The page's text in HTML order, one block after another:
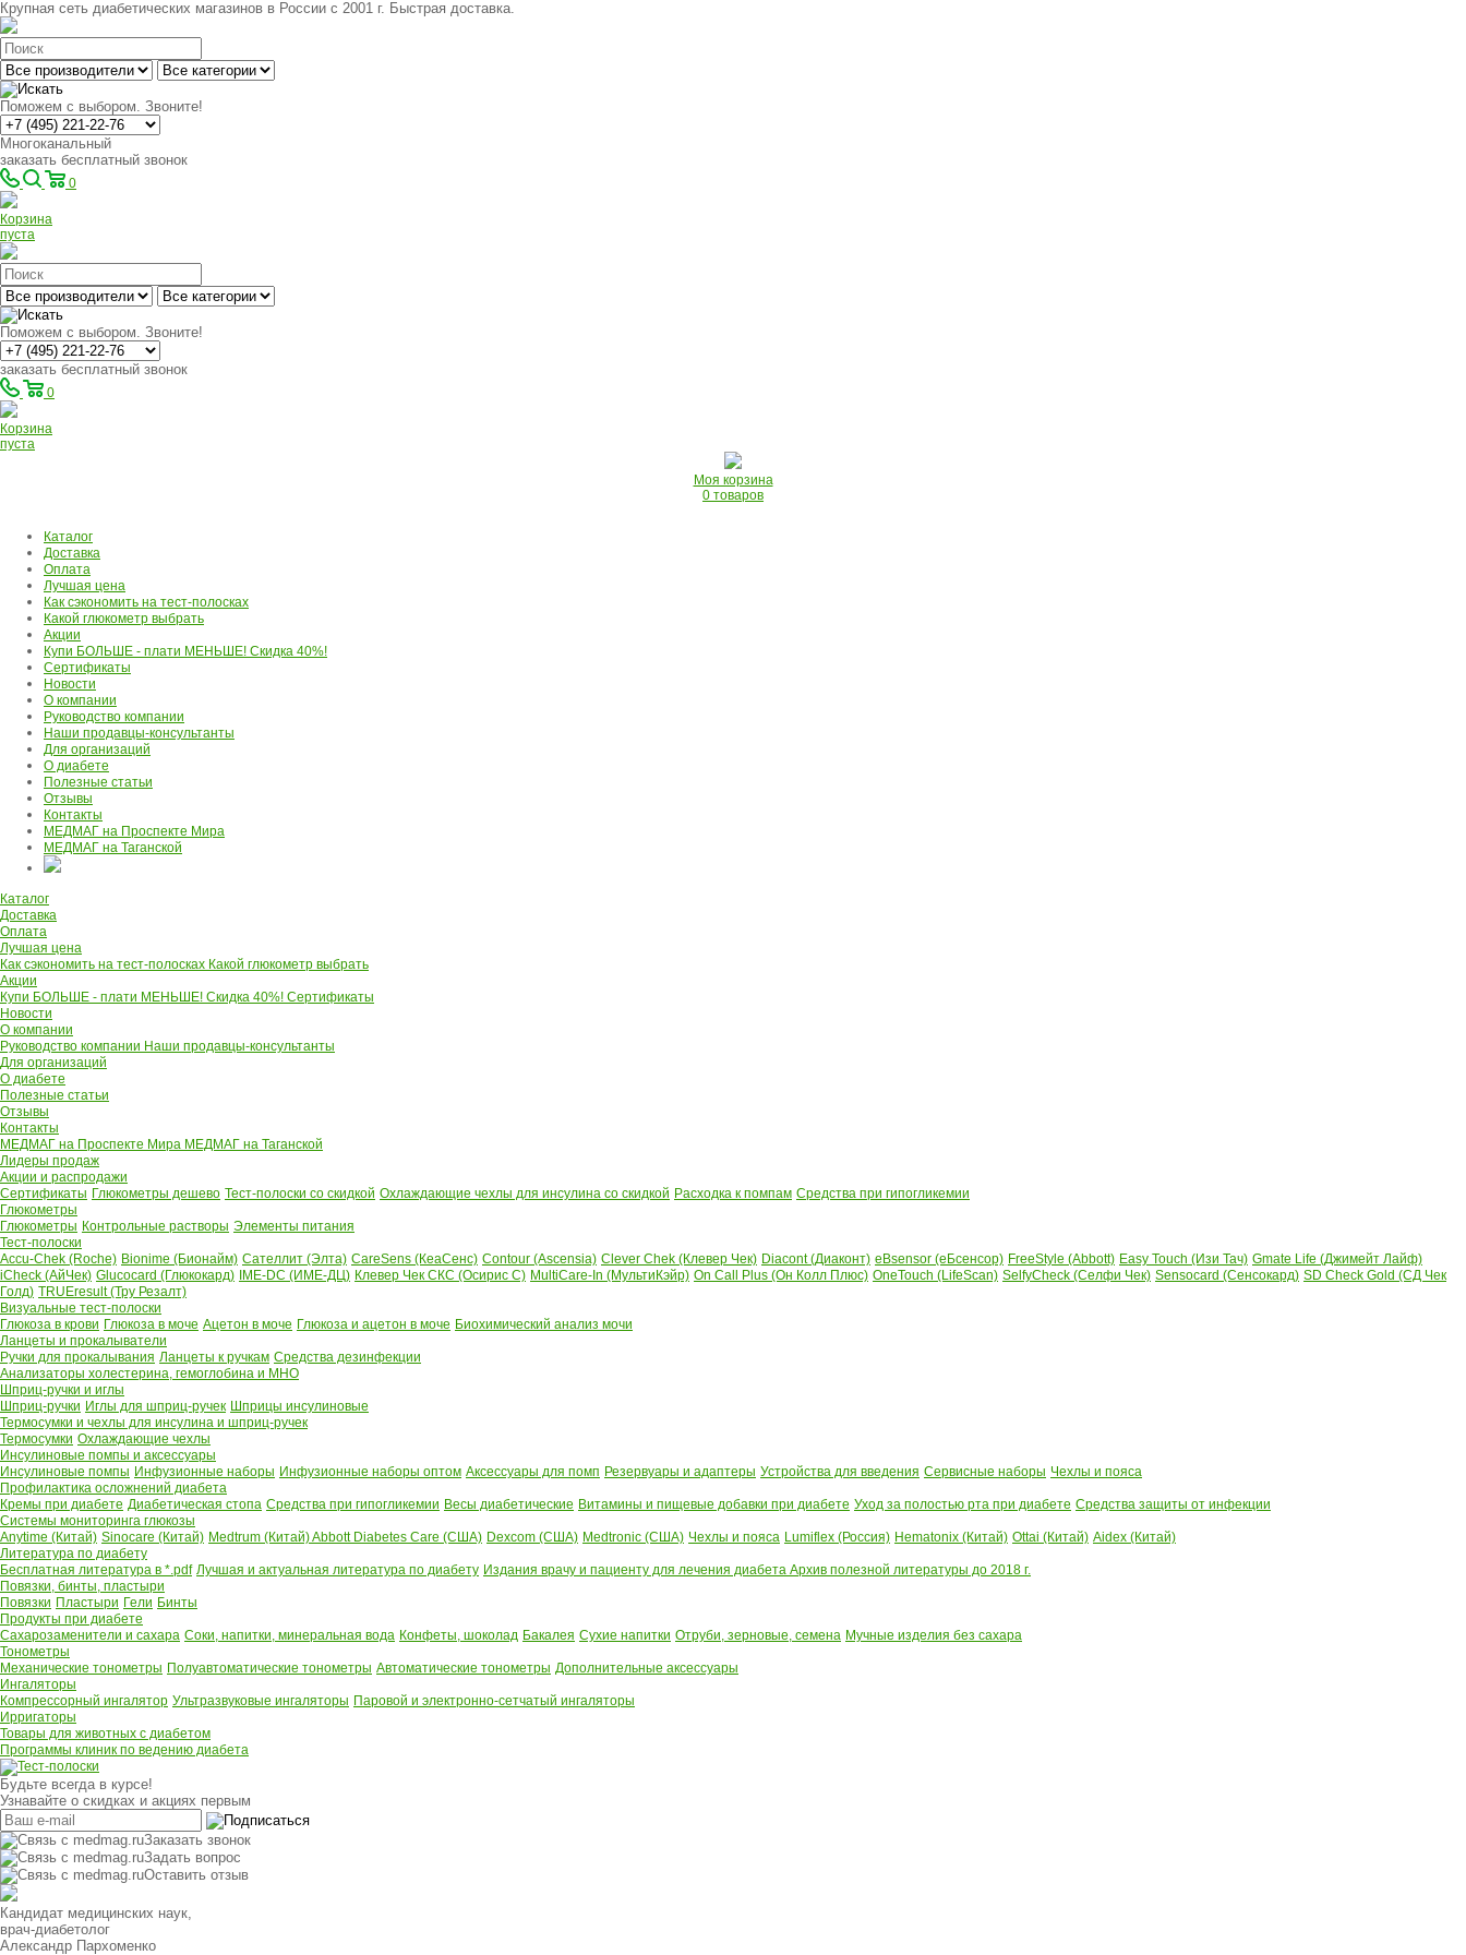
Крупная сеть диабетических магазинов в России с 2001 г. Быстрая доставка.
Поможем с выбором. Звоните!
Многоканальный
заказать бесплатный звонок
0
Корзина
пуста
Поможем с выбором. Звоните!
заказать бесплатный звонок
0
Корзина
пуста
Моя корзина
0 товаров
Каталог
Доставка
Оплата
Лучшая цена
Как сэкономить на тест-полосках
Какой глюкометр выбрать
Акции
Купи БОЛЬШЕ - плати МЕНЬШЕ! Скидка 40%!
Сертификаты
Новости
О компании
Руководство компании
Наши продавцы-консультанты
Для организаций
О диабете
Полезные статьи
Отзывы
Контакты
МЕДМАГ на Проспекте Мира
МЕДМАГ на Таганской
Каталог
Доставка
Оплата
Лучшая цена
Как сэкономить на тест-полосках Какой глюкометр выбрать
Акции
Купи БОЛЬШЕ - плати МЕНЬШЕ! Скидка 40%! Сертификаты
Новости
О компании
Руководство компании Наши продавцы-консультанты
Для организаций
О диабете
Полезные статьи
Отзывы
Контакты
МЕДМАГ на Проспекте Мира МЕДМАГ на Таганской
Лидеры продаж
Акции и распродажи
Сертификаты Глюкометры дешево Тест-полоски со скидкой Охлаждающие чехлы для инсулина со скидкой Расходка к помпам Средства при гипогликемии
Глюкометры
Глюкометры Контрольные растворы Элементы питания
Тест-полоски
Accu-Chek (Roche) Bionime (Бионайм) Сателлит (Элта) CareSens (КеаСенс) Contour (Ascensia) Clever Chek (Клевер Чек) Diacont (Диаконт) eBsensor (еБсенсор) FreeStyle (Abbott) Easy Touch (Изи Тач) Gmate Life (Джимейт Лайф)
iCheck (АйЧек) Glucocard (Глюкокард) IME-DC (ИМЕ-ДЦ) Клевер Чек СКС (Осирис С) MultiCare-In (МультиКэйр) On Call Plus (Он Колл Плюс) OneTouch (LifeScan) SelfyCheck (Селфи Чек) Sensocard (Сенсокард) SD Check Gold (СД Чек
Голд) TRUEresult (Тру Резалт)
Визуальные тест-полоски
Глюкоза в крови Глюкоза в моче Ацетон в моче Глюкоза и ацетон в моче Биохимический анализ мочи
Ланцеты и прокалыватели
Ручки для прокалывания Ланцеты к ручкам Средства дезинфекции
Анализаторы холестерина, гемоглобина и МНО
Шприц-ручки и иглы
Шприц-ручки Иглы для шприц-ручек Шприцы инсулиновые
Термосумки и чехлы для инсулина и шприц-ручек
Термосумки Охлаждающие чехлы
Инсулиновые помпы и аксессуары
Инсулиновые помпы Инфузионные наборы Инфузионные наборы оптом Аксессуары для помп Резервуары и адаптеры Устройства для введения Сервисные наборы Чехлы и пояса
Профилактика осложнений диабета
Кремы при диабете Диабетическая стопа Средства при гипогликемии Весы диабетические Витамины и пищевые добавки при диабете Уход за полостью рта при диабете Средства защиты от инфекции
Системы мониторинга глюкозы
Anytime (Китай) Sinocare (Китай) Medtrum (Китай)Abbott Diabetes Care (США) Dexcom (США) Medtronic (США) Чехлы и пояса Lumiflex (Россия) Hematonix (Китай) Ottai (Китай) Aidex (Китай)
Литература по диабету
Бесплатная литература в *.pdf Лучшая и актуальная литература по диабету Издания врачу и пациенту для лечения диабета Архив полезной литературы до 2018 г.
Повязки, бинты, пластыри
Повязки Пластыри Гели Бинты
Продукты при диабете
Сахарозаменители и сахара Соки, напитки, минеральная вода Конфеты, шоколад Бакалея Сухие напитки Отруби, зерновые, семена Мучные изделия без сахара
Тонометры
Механические тонометры Полуавтоматические тонометры Автоматические тонометры Дополнительные аксессуары
Ингаляторы
Компрессорный ингалятор Ультразвуковые ингаляторы Паровой и электронно-сетчатый ингаляторы
Ирригаторы
Товары для животных с диабетом
Программы клиник по ведению диабета
Будьте всегда в курсе!
Узнавайте о скидках и акциях первым
Заказать звонок
Задать вопрос
Оставить отзыв
Кандидат медицинских наук,
врач-диабетолог
Александр Пархоменко